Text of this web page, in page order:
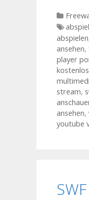
Tags
abspielen
ansehen,
player
kostenlos
stream,
ansehen,
youtube